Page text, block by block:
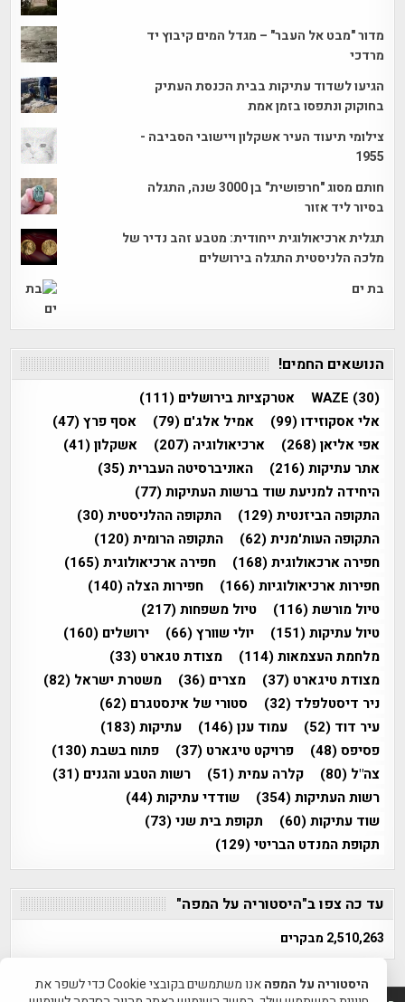
מדור "מבט אל העבר" – מגדל המים קיבוץ יד
מרדכי
הגיעו לשדוד עתיקות בבית הכנסת העתיק
בחוקוק ונתפסו בזמן אמת
צילומי תיעוד העיר אשקלון ויישובי הסביבה -
1955
חותם מסוג "חרפושית" בן 3000 שנה, התגלה
בסיור ליד אזור
תגלית ארכיאולוגית ייחודית: מטבע זהב נדיר של
מלכה הלניסטית התגלה בירושלים
בת ים
הנושאים החמים!
WAZE (30) אטרקציות בירושלים (111)
אלי אסקוזידו(99) אמיל אלג'ם (79) אסף פרץ(47)
אפי אליאן(268) ארכיאולוגיה (207) אשקלון(41)
אתר עתיקות(216) האוניברסיטה העברית(35)
היחידה למניעת שוד ברשות העתיקות(77)
התקופה הביזנטית(129) התקופה ההלניסטית(30)
התקופה העות'מנית(62) התקופה הרומית(120)
חפירה ארכאולוגית(168) חפירה ארכיאולוגית(165)
חפירות ארכיאולוגיות(166) חפירות הצלה (140)
טיול מורשת(116) טיול משפחות(217)
טיול עתיקות(151) יולי שוורץ(66) ירושלים (160)
מלחמת העצמאות(114) מצודת טגארט (33)
מצודת טיגארט (37) מצרים (36) משטרת ישראל (82)
ניר דיסטלפלד (32) סטורי של אינסטגרם (62)
עיר דוד (52) עמוד ענן(146) עתיקות(183)
פסיפס(48) פרויקט טיגארט (37) פתוח בשבת(130)
צה"ל (80) קלרה עמית(51) רשות הטבע והגנים (31)
רשות העתיקות(354) שודדי עתיקות(44)
שוד עתיקות(60) תקופת בית שני(73)
תקופת המנדט הבריטי(129)
עד כה צפו ב"היסטוריה על המפה"
2,510,263 מבקרים
היסטוריה על המפה
אנו משתמשים בקובצי Cookie כדי לשפר את